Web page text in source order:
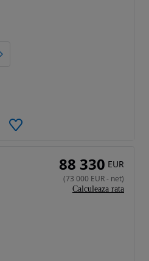
88 330 EUR
(73 000 EUR- net)
Calculeaza rata